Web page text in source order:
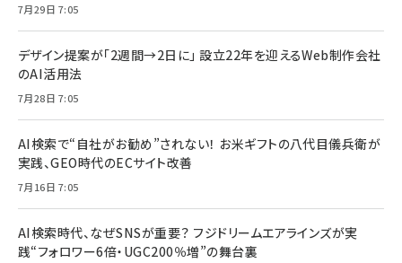
7月29日 7:05
デザイン提案が「2週間→2日に」 設立22年を迎えるWeb制作会社
のAI活用法
7月28日 7:05
AI検索で“自社がお勧め”されない！ お米ギフトの八代目儀兵衛が
実践、GEO時代のECサイト改善
7月16日 7:05
AI検索時代、なぜSNSが重要？ フジドリームエアラインズが実
践“フォロワー6倍・UGC200％増”の舞台裏